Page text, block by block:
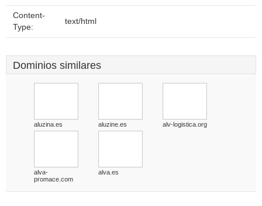
Content-
Type:
text/html
Dominios similares
aluzina.es aluzine.es alv-logistica.org
alva-
promace.com
alva.es